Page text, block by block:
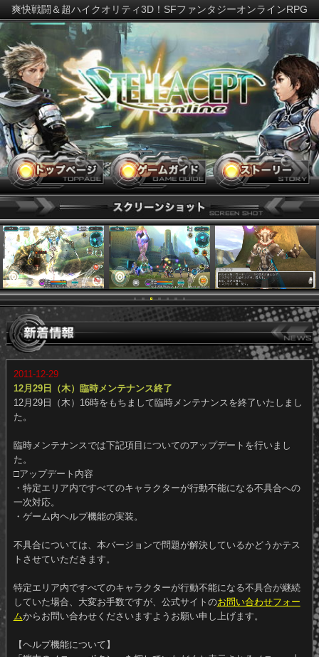
爽快戦闘＆超ハイクオリティ3D！SFファンタジーオンライン
2011-12-29
12月29日（木）臨時メンテナンス終了
12月29日（木）16時をもちまして臨時メンテナンスを終了いたしま
た。
臨時メンテナンスでは下記項目についてのアップデートを行いまし
た。
□アップデート内容
・特定エリア内ですべてのキャラクターが行動不能になる不具合へ
一次対応。
・ゲーム内ヘルプ機能の実装。
不具合については、本バージョンで問題が解決しているかどうかテ
トさせていただきます。
特定エリア内ですべてのキャラクターが行動不能になる不具合が継
していた場合、大変お手数ですが、公式サイトの
お問い合わせフォ